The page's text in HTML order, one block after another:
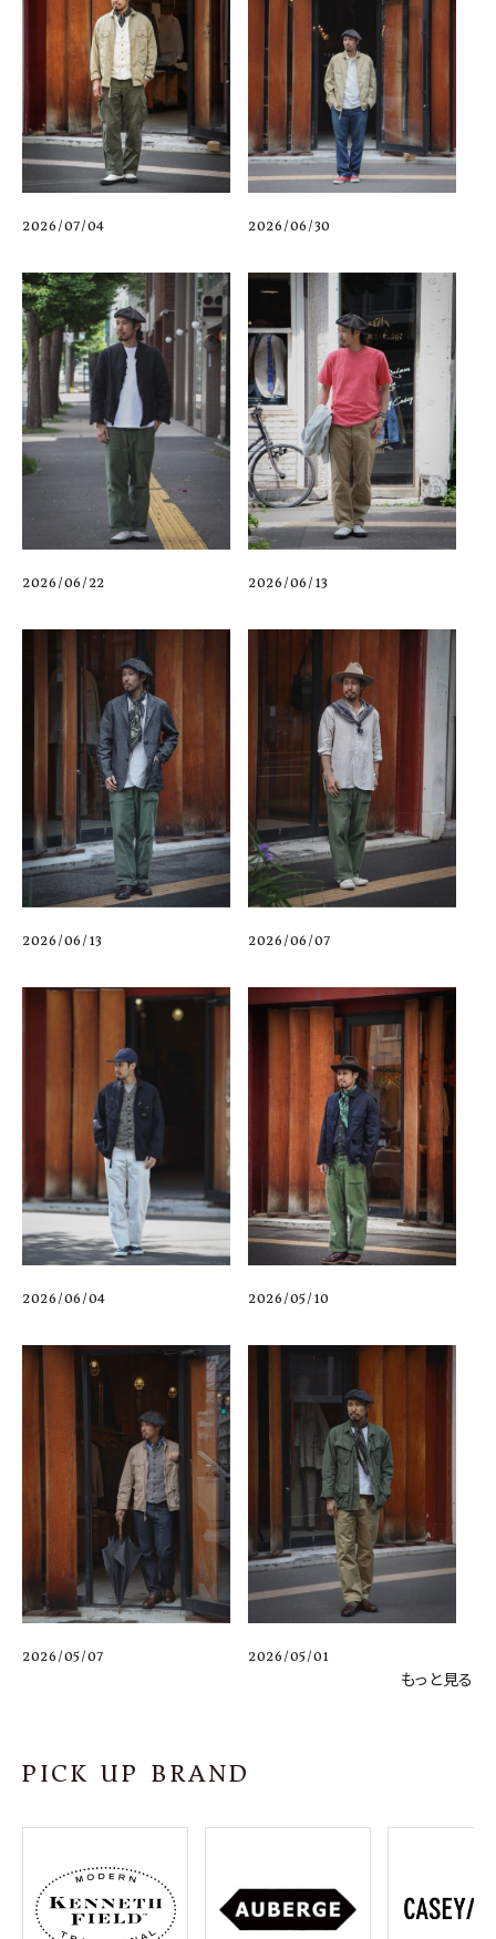
2026/07/04 2026/06/30
2026/06/22 2026/06/13
2026/06/13 2026/06/07
2026/06/04 2026/05/10
2026/05/07 2026/05/01
もっと見る
PICK UP BRAND